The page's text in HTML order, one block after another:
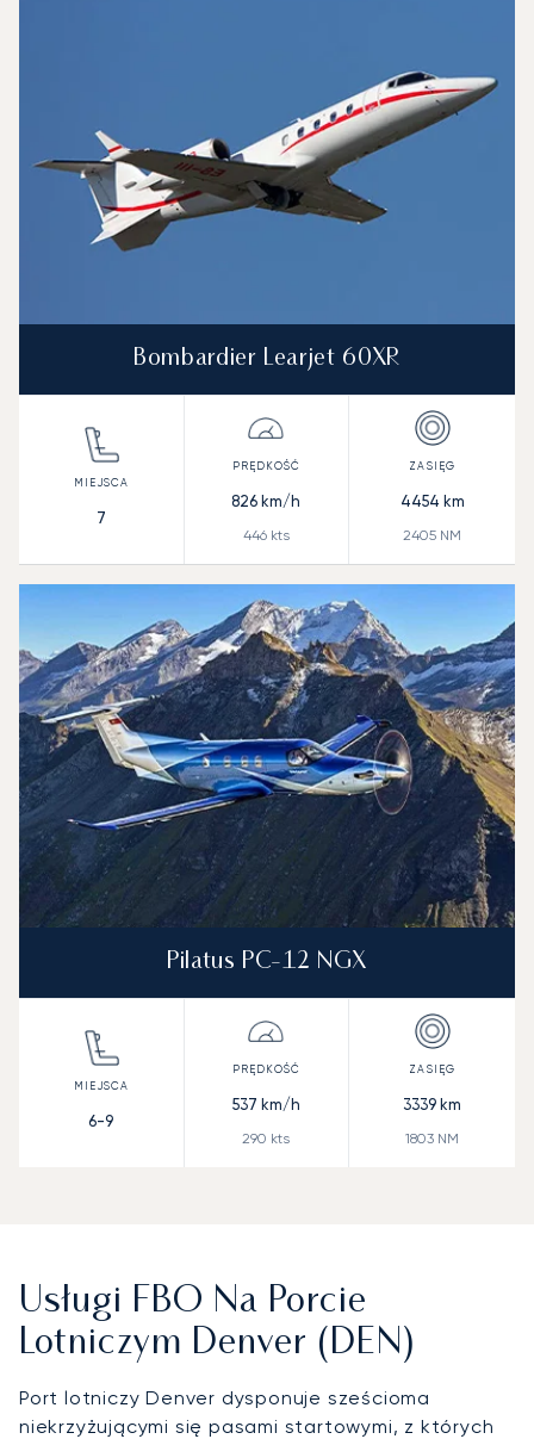
Bombardier Learjet 60XR
7
826 km/h
446kts
4454 km
2405 NM
Pilatus PC-12 NGX
6-9
537 km/h
290 kts
3339 km
1803 NM
Usługi FBO Na Porcie
Lotniczym Denver (DEN)
Port lotniczy Denver dysponuje sześcioma
niekrzyżującymi się pasami startowymi, z których